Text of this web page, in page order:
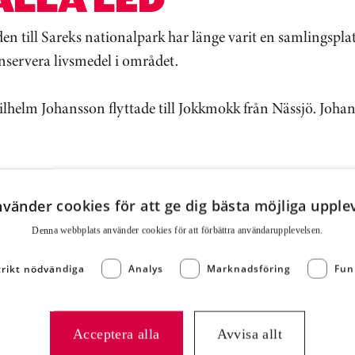
till Sareks nationalpark har länge varit en
livsmedel i området.
Johansson flyttade till Jokkmokk från Nässjö.
skinka som fått en lätt touch av medelhavet.
cookies för att ge dig bästa möjliga
Denna webbplats använder cookies för att för­bättra användar­upplevelsen.
nödvändiga Analys Marknadsföring
Acceptera alla Avvisa allt